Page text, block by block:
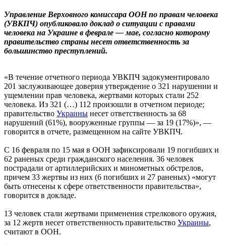
Управление Верховного комиссара ООН по правам человека
(УВКПЧ) опубликовало доклад о ситуации с правами
человека на Украине в феврале — мае, согласно которому
правительство страны несет ответственность за
большинство преступлений.
«В течение отчетного периода УВКПЧ задокументировало
201 заслуживающее доверия утверждение о 321 нарушении и
ущемлении прав человека, жертвами которых стали 252
человека. Из 321 (…) 112 произошли в отчетном периоде;
правительство Украины несет ответственность за 68
нарушений (61%), вооруженные группы — за 19 (17%)», —
говорится в отчете, размещенном на сайте УВКПЧ.
С 16 февраля по 15 мая в ООН зафиксировали 19 погибших и
62 раненых среди гражданского населения. 36 человек
пострадали от артиллерийских и минометных обстрелов,
причем 33 жертвы из них (6 погибших и 27 раненых) «могут
быть отнесены к сфере ответственности правительства»,
говорится в докладе.
13 человек стали жертвами применения стрелкового оружия,
за 12 жертв несет ответственность правительство Украины,
считают в ООН.